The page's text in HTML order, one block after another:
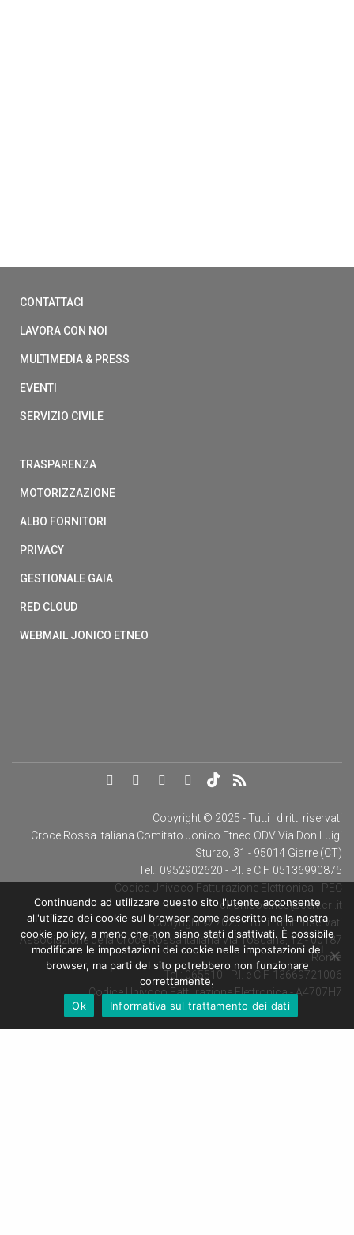
CONTATTACI
LAVORA CON NOI
MULTIMEDIA & PRESS
EVENTI
SERVIZIO CIVILE
TRASPARENZA
MOTORIZZAZIONE
ALBO FORNITORI
PRIVACY
GESTIONALE GAIA
RED CLOUD
WEBMAIL JONICO ETNEO
Copyright © 2025 - Tutti i diritti riservati
Croce Rossa Italiana Comitato Jonico Etneo ODV Via Don Luigi
Sturzo, 31 - 95014 Giarre (CT)
Tel.: 0952902620 - P.I. e C.F. 05136990875
Codice Univoco Fatturazione Elettronica - PEC
cl.jonicoetneo@cert.cri.it
Copyright © 2025 - Tutti i diritti riservati
Associazione della Croce Rossa Italiana Via Toscana, 12 - 00187
Roma
Tel.: 065510 - P.I. e C.F. 13669721006
Codice Univoco Fatturazione Elettronica - A4707H7
Continuando ad utilizzare questo sito l'utente acconsente
all'utilizzo dei cookie sul browser come descritto nella nostra
cookie policy, a meno che non siano stati disattivati. È possibile
modificare le impostazioni dei cookie nelle impostazioni del
browser, ma parti del sito potrebbero non funzionare
correttamente.
Ok
Informativa sul trattamento dei dati